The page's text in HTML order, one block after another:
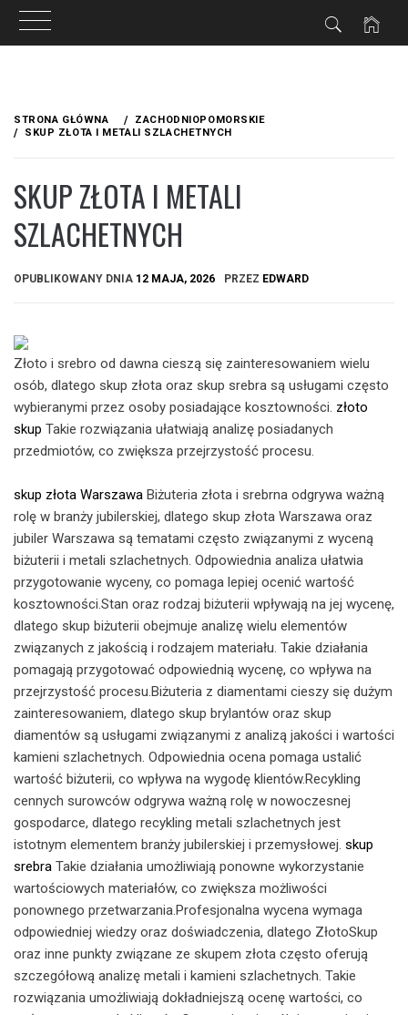
treści
STRONA GŁÓWNA
ZACHODNIOPOMORSKIE
SKUP ZŁOTA I METALI SZLACHETNYCH
SKUP ZŁOTA I METALI
SZLACHETNYCH
OPUBLIKOWANY DNIA 12 MAJA, 2026 PRZEZ EDWARD
Złoto i srebro od dawna cieszą się zainteresowaniem wielu
osób, dlatego skup złota oraz skup srebra są usługami często
wybieranymi przez osoby posiadające kosztowności. złoto
skup Takie rozwiązania ułatwiają analizę posiadanych
przedmiotów, co zwiększa przejrzystość procesu.
skup złota Warszawa Biżuteria złota i srebrna odgrywa ważną
rolę w branży jubilerskiej, dlatego skup złota Warszawa oraz
jubiler Warszawa są tematami często związanymi z wyceną
biżuterii i metali szlachetnych. Odpowiednia analiza ułatwia
przygotowanie wyceny, co pomaga lepiej ocenić wartość
kosztowności.Stan oraz rodzaj biżuterii wpływają na jej wycenę,
dlatego skup biżuterii obejmuje analizę wielu elementów
związanych z jakością i rodzajem materiału. Takie działania
pomagają przygotować odpowiednią wycenę, co wpływa na
przejrzystość procesu.Biżuteria z diamentami cieszy się dużym
zainteresowaniem, dlatego skup brylantów oraz skup
diamentów są usługami związanymi z analizą jakości i wartości
kamieni szlachetnych. Odpowiednia ocena pomaga ustalić
wartość biżuterii, co wpływa na wygodę klientów.Recykling
cennych surowców odgrywa ważną rolę w nowoczesnej
gospodarce, dlatego recykling metali szlachetnych jest
istotnym elementem branży jubilerskiej i przemysłowej. skup
srebra Takie działania umożliwiają ponowne wykorzystanie
wartościowych materiałów, co zwiększa możliwości
ponownego przetwarzania.Profesjonalna wycena wymaga
odpowiedniej wiedzy oraz doświadczenia, dlatego ZłotoSkup
oraz inne punkty związane ze skupem złota często oferują
szczegółową analizę metali i kamieni szlachetnych. Takie
rozwiązania umożliwiają dokładniejszą ocenę wartości, co